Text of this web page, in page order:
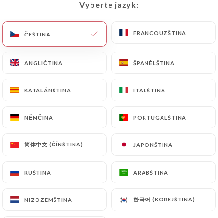
Vyberte jazyk:
ČEŠTINA FRANCOUZŠTINA
ANGLIČTINA ŠPANĚLŠTINA
KATALÁNŠTINA ITALŠTINA
NĚMČINA PORTUGALŠTINA
简体中文 (ČÍNŠTINA) JAPONŠTINA
RUŠTINA ARABŠTINA
NIZOZEMŠTINA 한국어 (KOREJŠTINA)
DOMŮ/KONTAKT
Tai Thu
Vyberte jazyk:
ČEŠTINA FRANCOUZŠTINA
ANGLIČTINA ŠPANĚLŠTINA
KATALÁNŠTINA ITALŠTINA
NĚMČINA PORTUGALŠTINA
简体中文 (ČÍNŠTINA) JAPONŠTINA
RUŠTINA ARABŠTINA
NIZOZEMŠTINA 한국어 (KOREJŠTINA)